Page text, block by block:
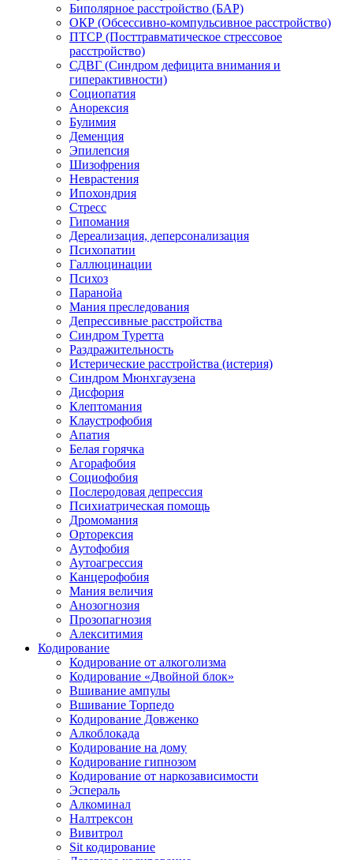
Биполярное расстройство (БАР)
ОКР (Обсессивно-компульсивное расстройство)
ПТСР (Посттравматическое стрессовое
расстройство)
СДВГ (Синдром дефицита внимания и
гиперактивности)
Социопатия
Анорексия
Булимия
Деменция
Эпилепсия
Шизофрения
Неврастения
Ипохондрия
Стресс
Гипомания
Дереализация, деперсонализация
Психопатии
Галлюцинации
Психоз
Паранойа
Мания преследования
Депрессивные расстройства
Синдром Туретта
Раздражительность
Истерические расстройства (истерия)
Синдром Мюнхгаузена
Дисфория
Клептомания
Клаустрофобия
Апатия
Белая горячка
Агорафобия
Социофобия
Послеродовая депрессия
Психиатрическая помощь
Дромомания
Орторексия
Аутофобия
Аутоагрессия
Канцерофобия
Мания величия
Анозогнозия
Прозопагнозия
Алекситимия
Кодирование
Кодирование от алкоголизма
Кодирование «Двойной блок»
Вшивание ампулы
Вшивание Торпедо
Кодирование Довженко
Алкоблокада
Кодирование на дому
Кодирование гипнозом
Кодирование от наркозависимости
Эспераль
Алкоминал
Налтрексон
Вивитрол
Sit кодирование